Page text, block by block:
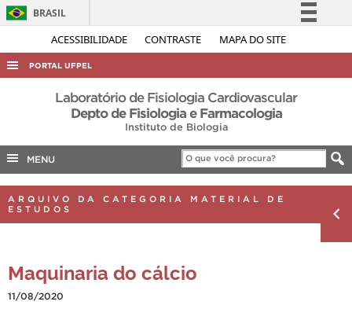
ACESSIBILIDADE CONTRASTE MAPA DO SITE
BRASIL
Simplifique!
Acesso à informação
Legislação
Canais
PORTAL UFPEL
ACESSO À INFORMAÇÃO
AUDITORIA
COBALTO
CONCURSOS
EDITAIS
INTERNACIONAL
PORTARIAS
Laboratório de Fisiologia Cardiovascular
Depto de Fisiologia e Farmacologia
Instituto de Biologia
MENU
ARQUIVO DA CATEGORIA MATERIAL DE
ESTUDOS
Maquinaria do cálcio
11/08/2020